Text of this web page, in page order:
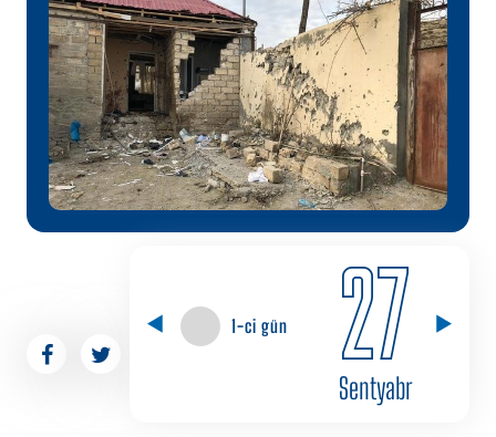
1-ci gün 27
Sentyabr